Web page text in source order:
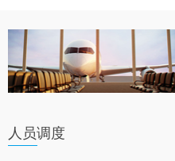
人员调度